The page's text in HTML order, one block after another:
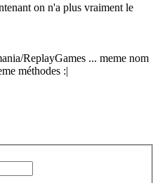
on n'a plus vraiment le
ReplayGames ... meme nom
méthodes :|